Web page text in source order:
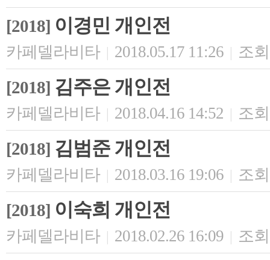
[2018] 이경민 개인전
카페델라비타 | 2018.05.17 11:26 | 조
[2018] 김주은 개인전
카페델라비타 | 2018.04.16 14:52 | 조
[2018] 김범준 개인전
카페델라비타 | 2018.03.16 19:06 | 조
[2018] 이숙희 개인전
카페델라비타 | 2018.02.26 16:09 | 조